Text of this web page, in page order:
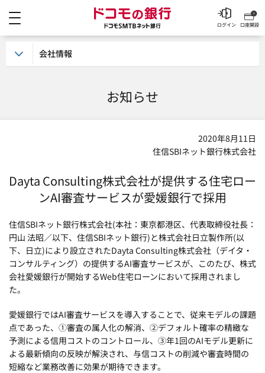
ドコモの銀行 ドコモ
口座開設
ログイン
お知らせ
2020年8月11日
住信SBIネット銀行株式会社
Dayta Consulting株式会社が提供する住宅ロー
ンAI審査サービスが愛媛銀行で採用
住信SBIネット銀行株式会社(本社：東京都港区、代表取締役社長：
円山 法昭／以下、住信SBIネット銀行)と株式会社日立製作所(以
下、日立)により設立されたDayta Consulting株式会社（デイタ・
コンサルティング）の提供するAI審査サービスが、このたび、株式
会社愛媛銀行が開始するWeb住宅ローンにおいて採用されまし
た。
愛媛銀行ではAI審査サービスを導入することで、従来モデルの課題
点であった、①審査の属人化の解消、②デフォルト確率の精緻な
予測による信用コストのコントロール、③年1回のAIモデル更新に
よる最新傾向の反映が解決され、与信コストの削減や審査時間の
短縮など業務改善に効果が期待できます。
会社情報